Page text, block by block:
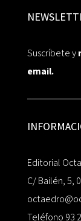
Suscríbete y
email.
Editorial
C/ Bailén, 5,
Teléfono 93